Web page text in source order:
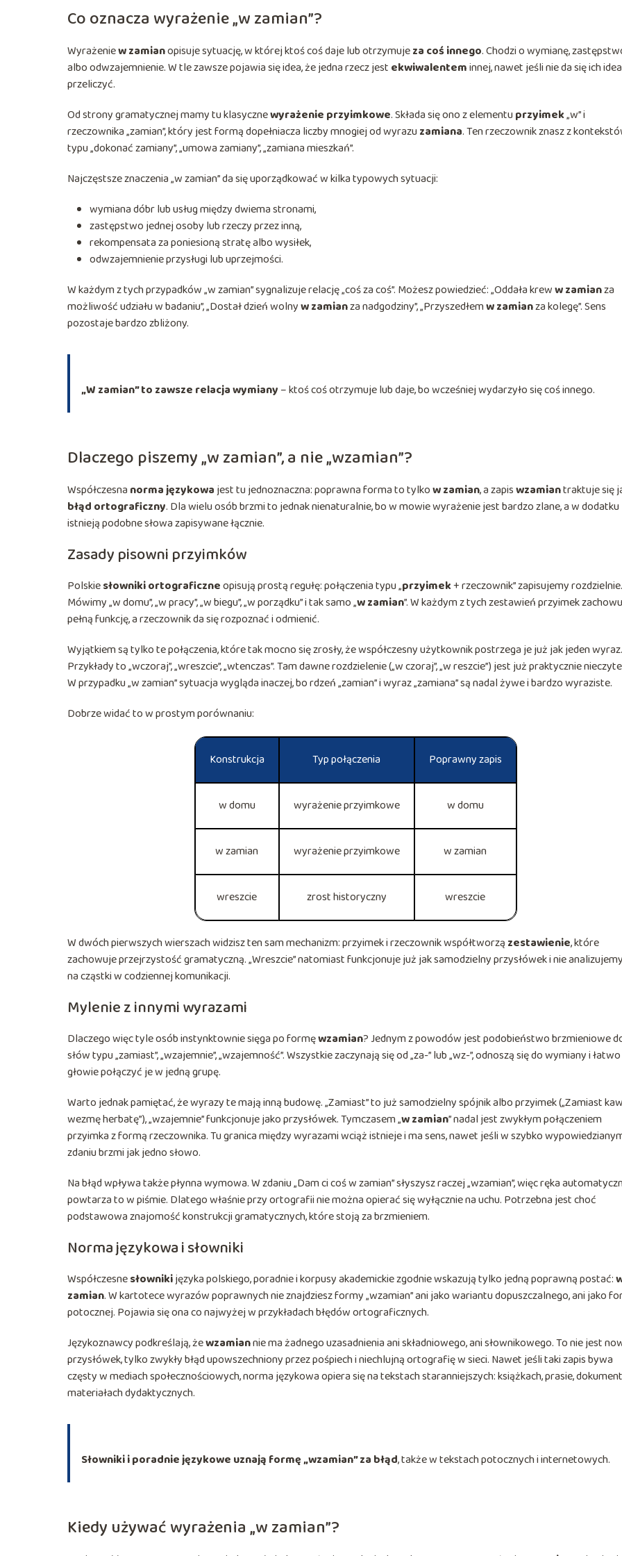
Co oznacza wyrażenie „w zamian”?
Wyrażeniew zamianopisuje sytuację, w której ktoś coś daje lub otrzymujeza coś innego. Chodzi o wymianę,
albo odwzajemnienie. W tle zawsze pojawia się idea, że jedna rzecz jest ekwiwalenteminnej, nawet jeśli nie da się ich
przeliczyć.
Od strony gramatycznej mamy tu klasycznewyrażenie przyimkowe. Składa się ono z elementuprzyimek„w” i
rzeczownika „zamian”, który jest formą dopełniacza liczby mnogiej od wyrazuzamiana. Ten rzeczownik znasz z
typu „dokonać zamiany”, „umowa zamiany”, „zamiana mieszkań”.
Najczęstsze znaczenia „w zamian” da się uporządkować w kilka typowych sytuacji:
wymiana dóbr lub usług między dwiema stronami,
zastępstwo jednej osoby lub rzeczy przez inną,
rekompensata za poniesioną stratę albo wysiłek,
odwzajemnienie przysługi lub uprzejmości.
W każdym z tych przypadków „w zamian” sygnalizuje relację „coś za coś”. Możesz powiedzieć: „Oddała kreww zamianza
możliwość udziału w badaniu”, „Dostał dzień wolnyw zamianza nadgodziny”, „Przyszedłemw zamianza kolegę”. Sens
pozostaje bardzo zbliżony.
„W zamian” to zawsze relacja wymiany – ktoś coś otrzymuje lub daje, bo wcześniej wydarzyło się coś innego.
Dlaczego piszemy „w zamian”, a nie „wzamian”?
Współczesna norma językowa jest tu jednoznaczna: poprawna forma to tylkow zamian, a zapiswzamiantraktuje się
błąd ortograficzny. Dla wielu osób brzmi to jednak nienaturalnie, bo w mowie wyrażenie jest bardzo zlane, a w dodatku
istnieją podobne słowa zapisywane łącznie.
Zasady pisowni przyimków
Polskiesłowniki ortograficzneopisują prostą regułę: połączenia typu „przyimek+ rzeczownik” zapisujemy rozdzielnie.
Mówimy „w domu”, „w pracy”, „w biegu”, „w porządku” i tak samo „w zamian”. W każdym z tych zestawień przyimek
pełną funkcję, a rzeczownik da się rozpoznać i odmienić.
Wyjątkiem są tylko te połączenia, które tak mocno się zrosły, że współczesny użytkownik postrzega je już jak jeden wyraz.
Przykłady to „wczoraj”, „wreszcie”, „wtenczas”. Tam dawne rozdzielenie („w czoraj”, „w reszcie”) jest już praktycznie
W przypadku „w zamian” sytuacja wygląda inaczej, bo rdzeń „zamian” i wyraz „zamiana” są nadal żywe i bardzo wyraziste.
Dobrze widać to w prostym porównaniu:
Konstrukcja Typ połączenia Poprawny zapis
w domu wyrażenie przyimkowe w domu
w zamian wyrażenie przyimkowe w zamian
wreszcie zrost historyczny wreszcie
W dwóch pierwszych wierszach widzisz ten sam mechanizm: przyimek i rzeczownik współtworzą zestawienie, które
zachowuje przejrzystość gramatyczną. „Wreszcie” natomiast funkcjonuje już jak samodzielny przysłówek i nie
na cząstki w codziennej komunikacji.
Mylenie z innymi wyrazami
Dlaczego więc tyle osób instynktownie sięga po formęwzamian? Jednym z powodów jest podobieństwo brzmieniowe
słów typu „zamiast”, „wzajemnie”, „wzajemność”. Wszystkie zaczynają się od „za-” lub „wz-”, odnoszą się do wymiany i
głowie połączyć je w jedną grupę.
Warto jednak pamiętać, że wyrazy te mają inną budowę. „Zamiast” to już samodzielny spójnik albo przyimek („Zamiast
wezmę herbatę”), „wzajemnie” funkcjonuje jako przysłówek. Tymczasem „w zamian” nadal jest zwykłym połączeniem
przyimka z formą rzeczownika. Tu granica między wyrazami wciąż istnieje i ma sens, nawet jeśli w szybko
zdaniu brzmi jak jedno słowo.
Na błąd wpływa także płynna wymowa. W zdaniu „Dam ci coś w zamian” słyszysz raczej „wzamian”, więc ręka
powtarza to w piśmie. Dlatego właśnie przy ortografii nie można opierać się wyłącznie na uchu. Potrzebna jest choć
podstawowa znajomość konstrukcji gramatycznych, które stoją za brzmieniem.
Norma językowa i słowniki
Współczesnesłownikijęzyka polskiego, poradnie i korpusy akademickie zgodnie wskazują tylko jedną poprawną postać:
zamian. W kartotece wyrazów poprawnych nie znajdziesz formy „wzamian” ani jako wariantu dopuszczalnego, ani jako
potocznej. Pojawia się ona co najwyżej w przykładach błędów ortograficznych.
Językoznawcy podkreślają, żewzamiannie ma żadnego uzasadnienia ani składniowego, ani słownikowego. To nie jest
przysłówek, tylko zwykły błąd upowszechniony przez pośpiech i niechlujną ortografię w sieci. Nawet jeśli taki zapis bywa
częsty w mediach społecznościowych, norma językowa opiera się na tekstach staranniejszych: książkach, prasie,
materiałach dydaktycznych.
Słowniki i poradnie językowe uznają formę „wzamian” za błąd, także w tekstach potocznych i internetowych.
Kiedy używać wyrażenia „w zamian”?